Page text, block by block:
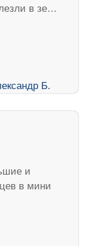
в зе…
и
в мини